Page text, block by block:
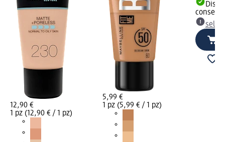
12,90 €
1 pz (12,90 € / 1 pz)
5,99 €
1 pz (5,99 € / 1 pz)